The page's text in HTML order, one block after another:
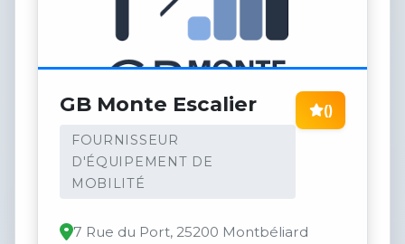
GB Monte Escalier
FOURNISSEUR
D'ÉQUIPEMENT DE
MOBILITÉ
()
7 Rue du Port, 25200 Montbéliard